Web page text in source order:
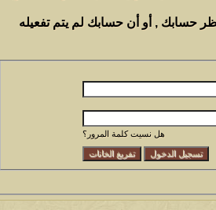
حسابك , أو أن حسابك لم يتم تفعيله
هل نسيت كلمة المرور؟